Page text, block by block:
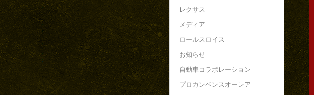
レクサス
メディア
ロールスロイス
お知らせ
自動車コラボレーション
プロカンベンスオーレア